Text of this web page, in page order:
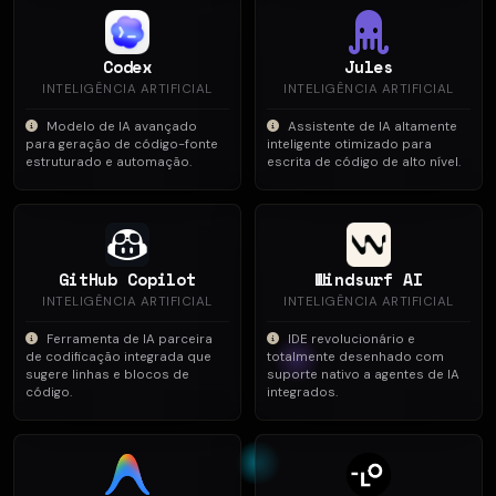
Codex
INTELIGÊNCIA ARTIFICIAL
Modelo de IA avançado
para geração de código-fonte
estruturado e automação.
Jules
INTELIGÊNCIA ARTIFICIAL
Assistente de IA altamente
inteligente otimizado para
escrita de código de alto nível.
GitHub Copilot
INTELIGÊNCIA ARTIFICIAL
Ferramenta de IA parceira
de codificação integrada que
sugere linhas e blocos de
código.
Windsurf AI
INTELIGÊNCIA ARTIFICIAL
IDE revolucionário e
totalmente desenhado com
suporte nativo a agentes de IA
integrados.